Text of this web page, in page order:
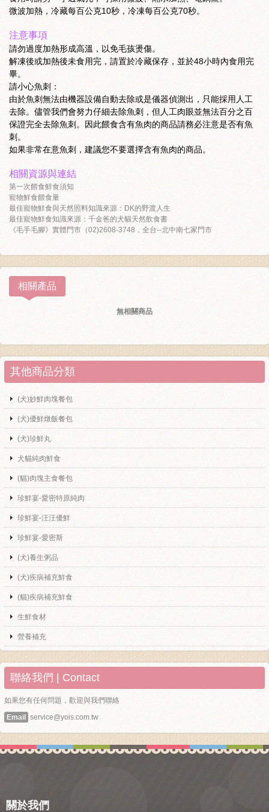
微波加熱，冷藏每百公克10秒，冷凍每百公克70秒。
注意事項
請勿過度加熱形成高溫，以免毛孩燙傷。
解凍後或加熱後未食用完，請置於冷藏保存，並於48小時內食用完
畢。
請小心魚刺：
由於魚刺無法由機器設備自動去除或是儀器偵測出，只能採用人工
去除。儘管我們會努力仔細去除魚刺，但人工肉眼並無法百分之百
保證完全去除魚刺。因此餵食含有魚肉的商品請務必注意是否有魚
刺。
如果非常在意魚刺，建議您不要選擇含有魚肉的商品。
相關資源與連結
第一次餵食鮮食須知
寵物鮮食餵食量
最佳寵物鮮食與天然照料知識來源：DK的野渡人生
最佳寵物鮮食知識來源：千金爸的犬貓天然飲食書
《毛手毛腳》實體門市（02)2608-3748，全台--北中南七家門市
相關產品
無相關商品
其他商品分類
(犬)妙鮮肉塊餐包
(犬)優鮮燉飯餐包
(犬)珍鮮丸
犬貓純肉鮮食
(貓)肉塊主食餐包
珍鮮宴-愛密特原純肉
珍鮮宴-汪汪優鮮
珍鮮宴-愛密斯
(犬)養生粥品
(犬)疾病補充鮮食
(貓)疾病補充鮮食
生鮮食材
營養補充
聯絡我們 | Contact
如果您有任何問題，歡迎與我們聯絡
Email
service@yois.com.tw
關於我們